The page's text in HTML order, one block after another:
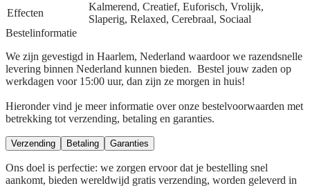
Effecten
Kalmerend, Creatief, Euforisch, Vrolijk,
Slaperig, Relaxed, Cerebraal, Sociaal
Bestelinformatie
We zijn gevestigd in Haarlem, Nederland waardoor we razendsnelle
levering binnen Nederland kunnen bieden. Bestel jouw zaden op
werkdagen voor 15:00 uur, dan zijn ze morgen in huis!
Hieronder vind je meer informatie over onze bestelvoorwaarden met
betrekking tot verzending, betaling en garanties.
Verzending Betaling Garanties
Ons doel is perfectie: we zorgen ervoor dat je bestelling snel
aankomt, bieden wereldwijd gratis verzending, worden geleverd in